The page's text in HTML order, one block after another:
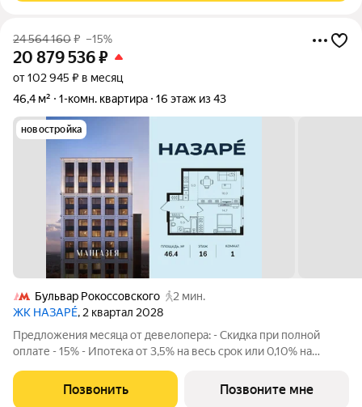
24 564 160₽ –15%
20 879 536₽
от 102 945 ₽ в месяц
46,4 м²
1-комн. квартира 16 этаж из 43
новостройка
Бульвар Рокоссовского
2 мин.
ЖК НАЗАРÉ, 2 квартал 2028
Предложения месяца от девелопера: - Скидка при полной
оплате - 15% - Ипотека от 3,5% на весь срок или 0,10% на
проживанием на время строительства дома Просторная 1-
комнатная квартира. Общая площадь -
Позвонить Позвоните мне